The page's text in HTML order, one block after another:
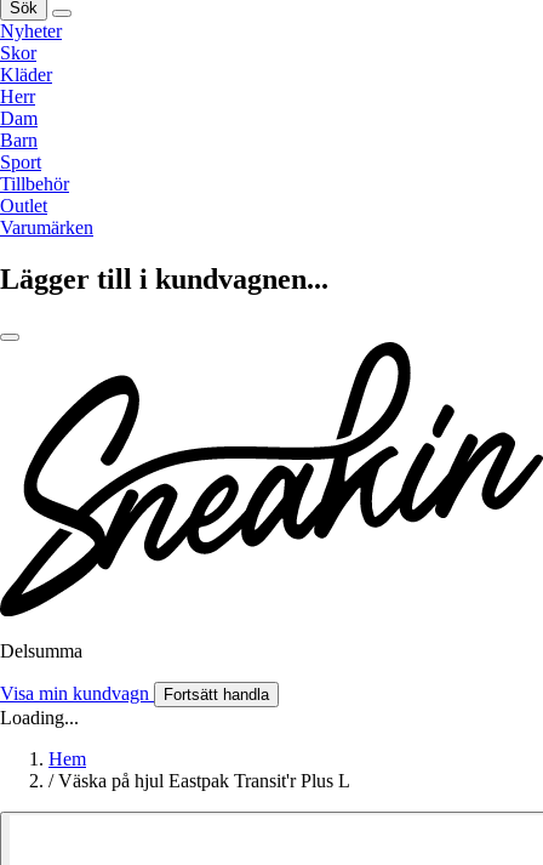
Sök
Nyheter
Skor
Kläder
Herr
Dam
Barn
Sport
Tillbehör
Outlet
Varumärken
Lägger till i kundvagnen...
Delsumma
Visa min kundvagn Fortsätt handla
Loading...
Hem
/ Väska på hjul Eastpak Transit'r Plus L